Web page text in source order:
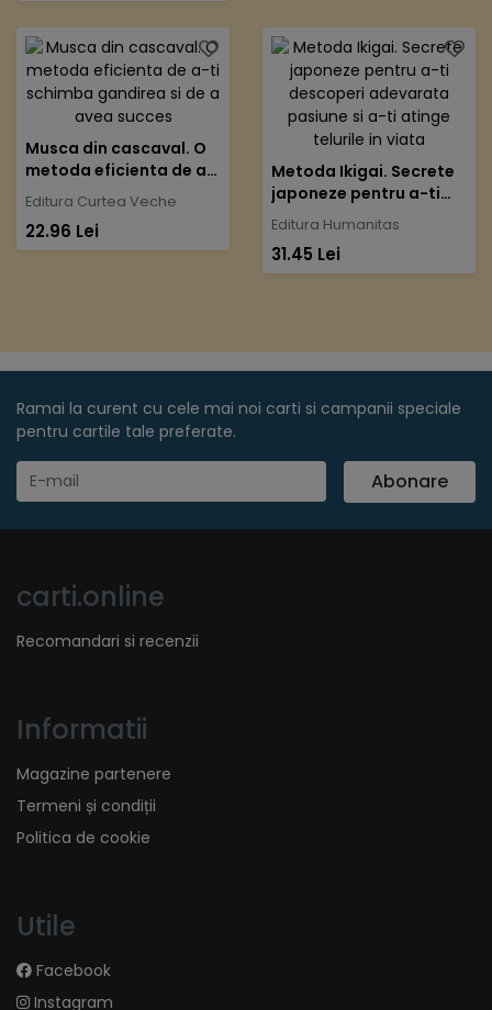
Musca din cascaval. O
metoda eficienta de a-
ti schimba gandirea si
de a avea succes
Editura Curtea Veche
22.96 Lei
Metoda Ikigai. Secrete
japoneze pentru a-ti
descoperi adevarata
pasiune si a-ti atinge
telurile in viata
Editura Humanitas
31.45 Lei
Ramai la curent cu cele mai noi carti si campanii speciale
pentru cartile tale preferate.
Abonare
carti.online
Recomandari si recenzii
Informatii
Magazine partenere
Termeni și condiții
Politica de cookie
Utile
Facebook
Instagram